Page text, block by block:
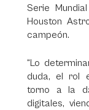
Serie
Houston
campeón.
“Lo
duda, el rol
torno a la
digitales,